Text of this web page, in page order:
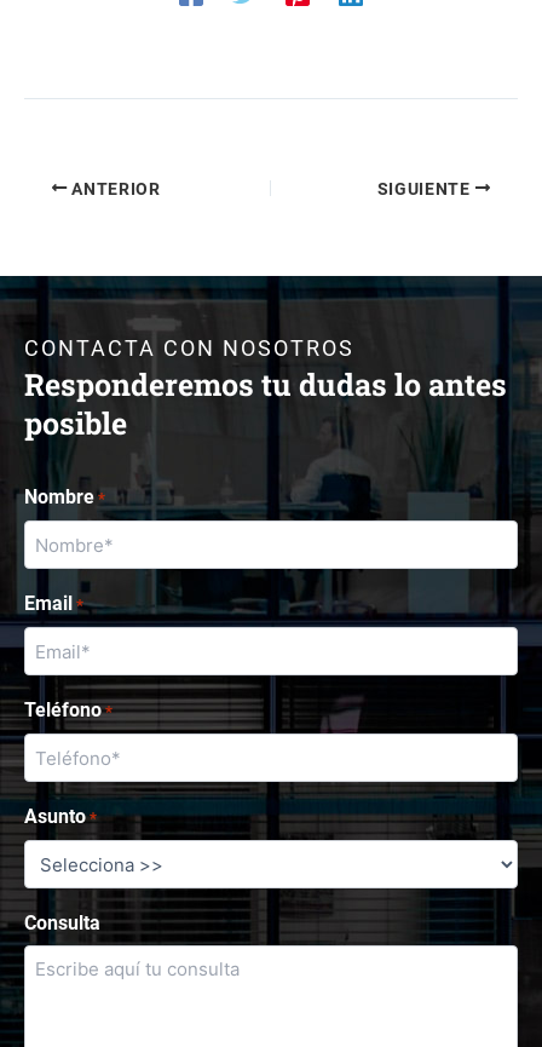
ANTERIOR SIGUIENTE
CONTACTA CON NOSOTROS
Responderemos tu dudas lo antes
posible
Nombre *
Email *
Teléfono *
Asunto *
Consulta